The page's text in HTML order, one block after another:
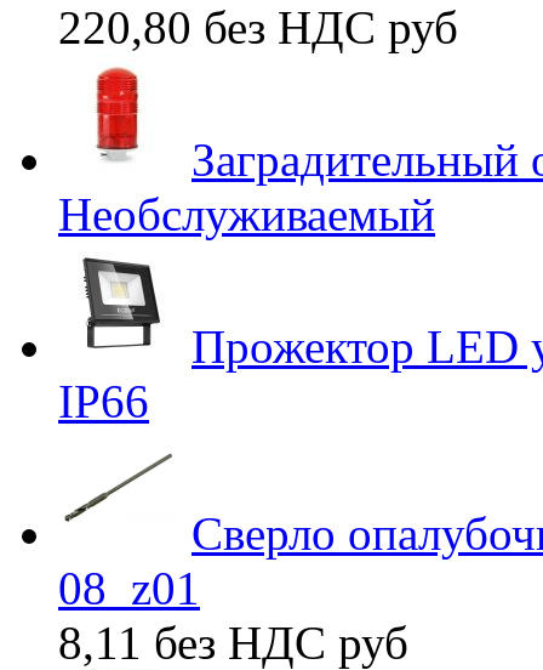
220,80 без НДС руб
Необслуживаемый
Прожектор LED
IP66
Сверло
08_z01
8,11 без НДС руб